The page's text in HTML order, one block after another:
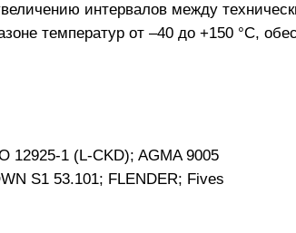
интервалов между
температур от –40 до +150 °C,
12925-1 (L-CKD); AGMA 9005
S1 53.101; FLENDER; Fives